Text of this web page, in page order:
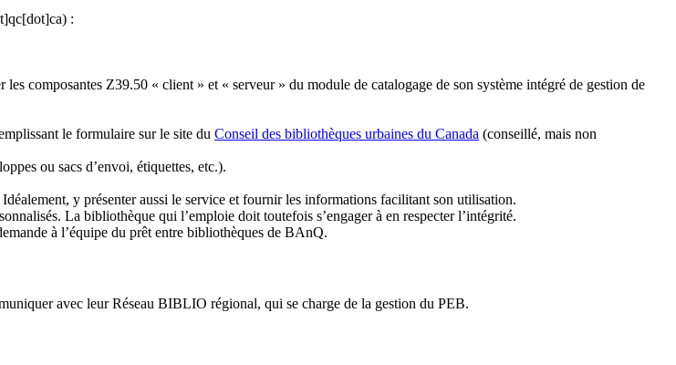
:
composantes Z39.50 « client » et « serveur » du module de catalogage de son système intégré de gestion de
le formulaire sur le site du Conseil des bibliothèques urbaines du Canada (conseillé, mais non
ou sacs d’envoi, étiquettes, etc.).
y présenter aussi le service et fournir les informations facilitant son utilisation.
La bibliothèque qui l’emploie doit toutefois s’engager à en respecter l’intégrité.
à l’équipe du prêt entre bibliothèques de BAnQ.
avec leur Réseau BIBLIO régional, qui se charge de la gestion du PEB.